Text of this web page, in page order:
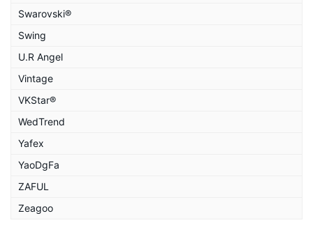
Swarovski®
Swing
U.R Angel
Vintage
VKStar®
WedTrend
Yafex
YaoDgFa
ZAFUL
Zeagoo